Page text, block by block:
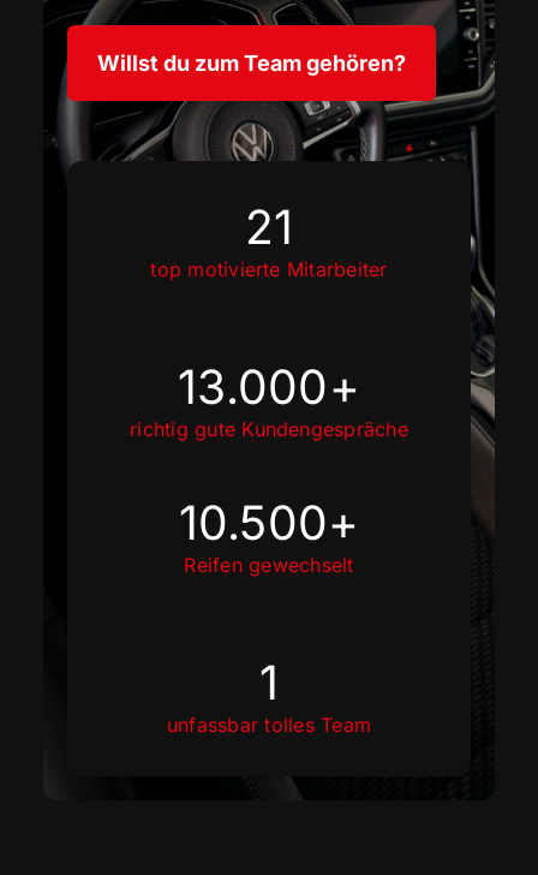
Willst du zum Team gehören?
21
top motivierte Mitarbeiter
13.000+
richtig gute Kundengespräche
10.500+
Reifen gewechselt
1
unfassbar tolles Team